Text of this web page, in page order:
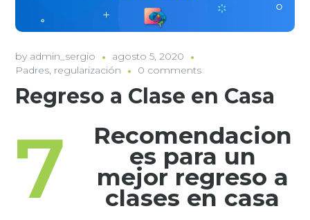
by admin_sergio
agosto 5, 2020
Padres, regularización 0 comments
Regreso a Clase en Casa
7 Recomendacion
es para un
mejor regreso a
clases en casa